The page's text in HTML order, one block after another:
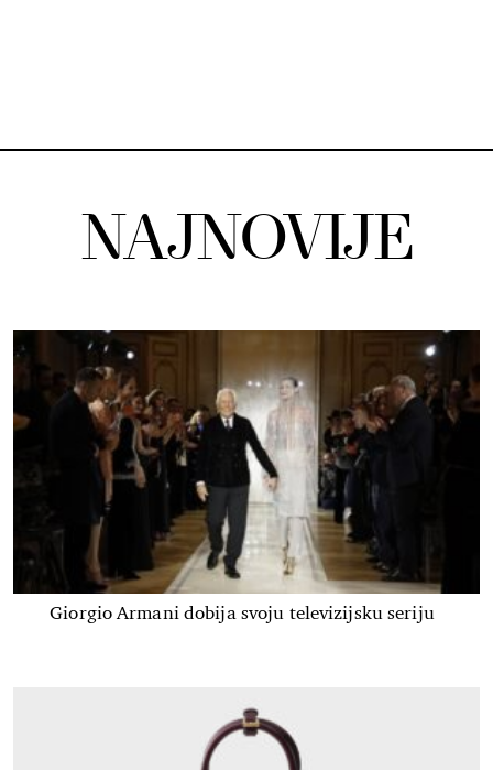
NAJNOVIJE
Giorgio Armani dobija svoju televizijsku seriju